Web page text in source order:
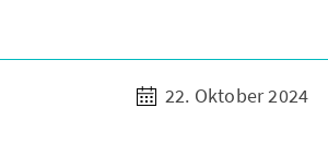
22. Oktober 2024